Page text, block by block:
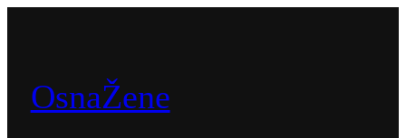
OsnaŽene